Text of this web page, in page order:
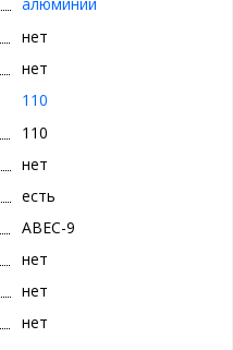
алюминий
нет
нет
110
110
нет
есть
ABEC-9
нет
нет
нет